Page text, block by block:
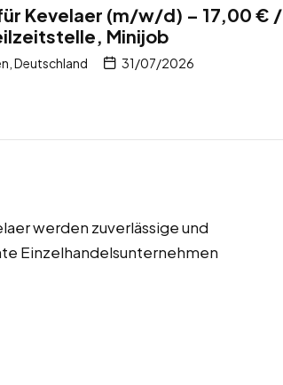
Kevelaer (m/w/d) – 17,00 € /
Minijob
Deutschland 31/07/2026
werden zuverlässige und
Einzelhandelsunternehmen